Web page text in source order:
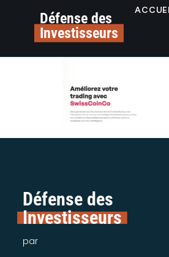
Défense des
Investisseurs
alerte
Défense des
Investisseurs
par